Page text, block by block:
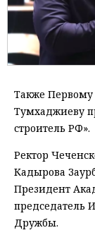
Также
Тумхаджиеву
строитель РФ».
Ректор
Кадырова
Президент
председатель
Дружбы.